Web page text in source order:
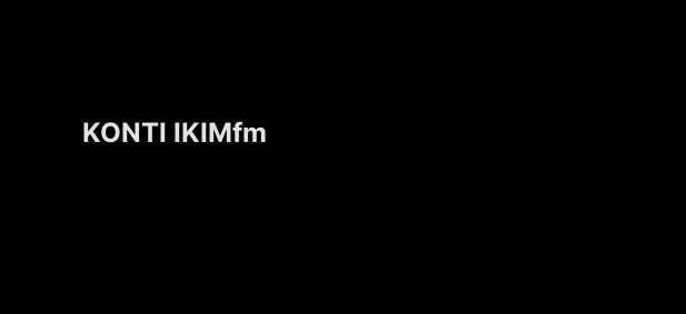
KONTI IKIMfm